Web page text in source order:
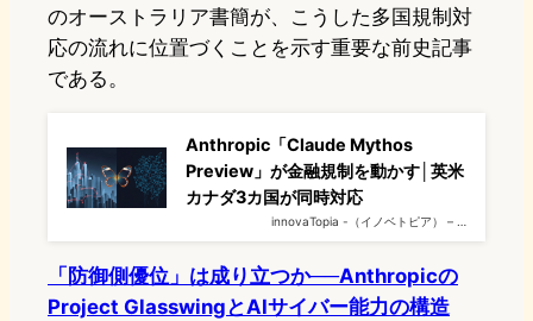
のオーストラリア書簡が、こうした多国規制対
応の流れに位置づくことを示す重要な前史記事
である。
Anthropic「Claude Mythos
Preview」が金融規制を動かす│英米
カナダ3カ国が同時対応
innovaTopia -（イノベトピア） – …
「防御側優位」は成り立つか──Anthropicの
Project GlasswingとAIサイバー能力の構造